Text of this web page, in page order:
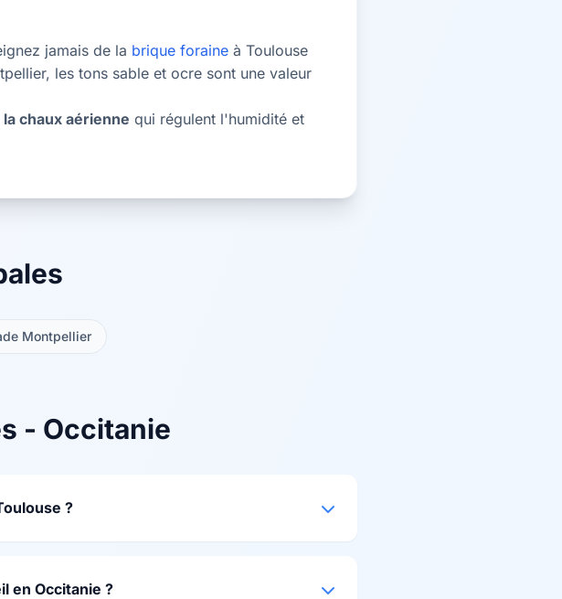
jamais de la brique foraine à Toulouse
les tons sable et ocre sont une valeur
chaux aérienne qui régulent l'humidité et
Montpellier
- Occitanie
?
en Occitanie ?